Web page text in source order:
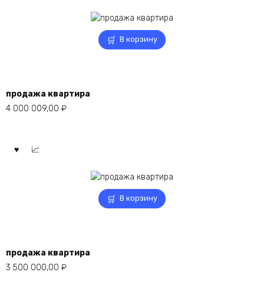
В корзину
продажа квартира
4 000 009,00 ₽
В корзину
продажа квартира
3 500 000,00 ₽